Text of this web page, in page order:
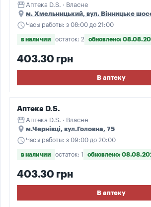
storefront Аптека D.S. · Власне
place м. Хмельницький, вул. Вінницьке
scheduleЧасы работы: з 08:00 до 21:00
в наличии остаток: 2 обновлено:
403.30 грн
В аптеку
Аптека D.S.
storefront Аптека D.S. · Власне
place м.Чернівці, вул.Головна, 75
scheduleЧасы работы: з 09:00 до 20:00
в наличии остаток: 1 обновлено:
403.30 грн
В аптеку